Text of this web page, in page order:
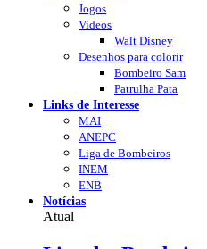
Jogos
Videos
Walt Disney
Desenhos para colorir
Bombeiro Sam
Patrulha Pata
Links de Interesse
MAI
ANEPC
Liga de Bombeiros
INEM
ENB
Notícias
Atual